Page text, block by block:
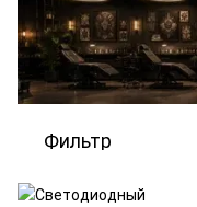
Фильтр